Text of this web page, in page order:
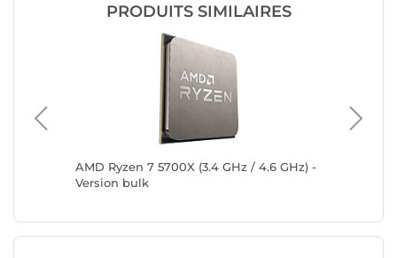
PRODUITS SIMILAIRES
AMD Ryzen 7 5700X (3.4 GHz / 4.6 GHz) -
Version bulk